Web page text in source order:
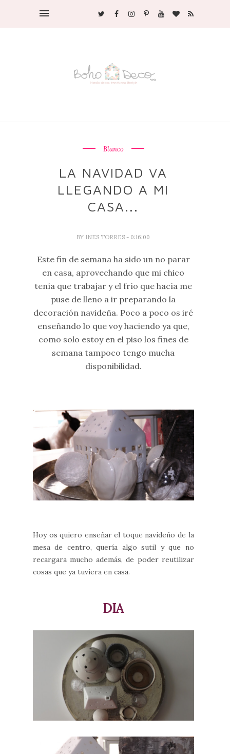
Blanco
LA NAVIDAD VA
LLEGANDO A MI
CASA...
BY INES TORRES - 0:16:00
Este fin de semana ha sido un no parar
en casa, aprovechando que mi chico
tenía que trabajar y el frío que hacía me
puse de lleno a ir preparando la
decoración navideña. Poco a poco os iré
enseñando lo que voy haciendo ya que,
como solo estoy en el piso los fines de
semana tampoco tengo mucha
disponibilidad.
Hoy os quiero enseñar el toque navideño de la
mesa de centro, quería algo sutil y que no
recargara mucho además, de poder reutilizar
cosas que ya tuviera en casa.
DIA